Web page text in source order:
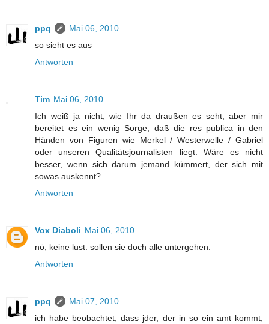
ppq
Mai 06, 2010
so sieht es aus
Antworten
Tim Mai 06, 2010
Ich weiß ja nicht, wie Ihr da draußen es seht, aber mir
bereitet es ein wenig Sorge, daß die res publica in den
Händen von Figuren wie Merkel / Westerwelle / Gabriel
oder unseren Qualitätsjournalisten liegt. Wäre es nicht
besser, wenn sich darum jemand kümmert, der sich mit
sowas auskennt?
Antworten
Vox Diaboli Mai 06, 2010
nö, keine lust. sollen sie doch alle untergehen.
Antworten
ppq
Mai 07, 2010
ich habe beobachtet, dass jder, der in so ein amt kommt,